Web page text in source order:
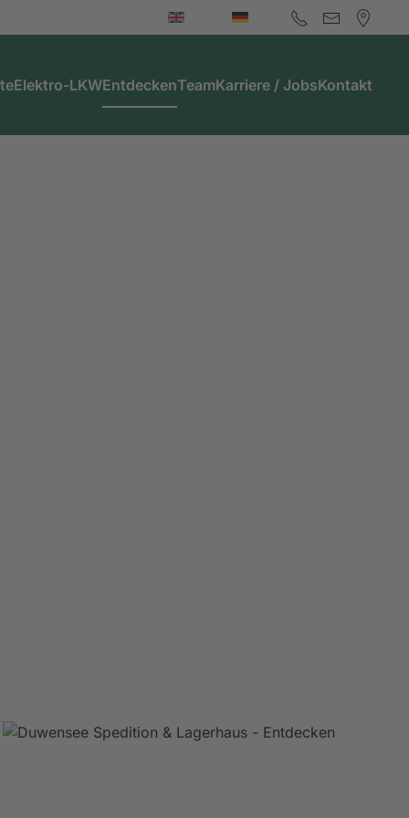
Elektro-LKWEntdeckenTeamKarriere / JobsKontakt